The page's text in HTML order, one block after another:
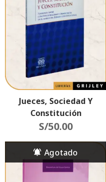
Jueces, Sociedad Y
Constitución
S/50.00